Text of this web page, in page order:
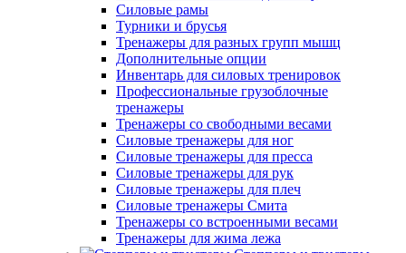
Силовые рамы
Турники и брусья
Тренажеры для разных групп мышц
Дополнительные опции
Инвентарь для силовых тренировок
Профессиональные грузоблочные
тренажеры
Тренажеры со свободными весами
Силовые тренажеры для ног
Силовые тренажеры для пресса
Силовые тренажеры для рук
Силовые тренажеры для плеч
Силовые тренажеры Смита
Тренажеры со встроенными весами
Тренажеры для жима лежа